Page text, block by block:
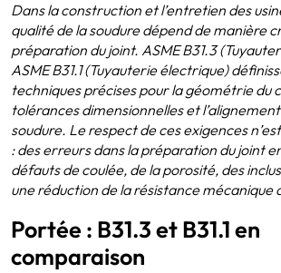
Dans la construction et l’entretien des
qualité de la soudure dépend de manière
préparation du joint. ASME B31.3
ASME B31.1 (Tuyauterie électrique)
techniques précises pour la géométrie du
tolérances dimensionnelles et
soudure. Le respect de ces exigences
: des erreurs dans la préparation du joint
défauts de coulée, de la porosité, des
une réduction de la résistance mécanique
Portée : B31.3 et B31.1 en
comparaison